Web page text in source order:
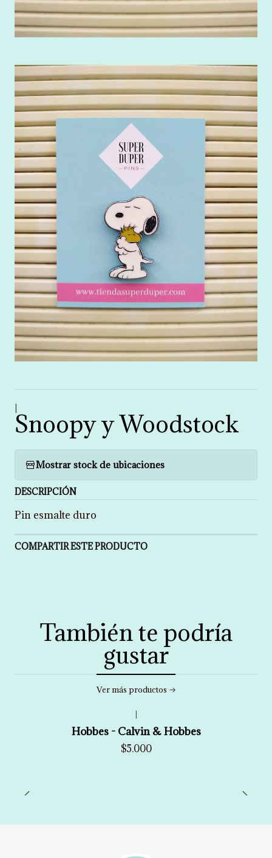
Snoopy y Woodstock
Mostrar stock de ubicaciones
DESCRIPCIÓN
Pin esmalte duro
COMPARTIR ESTE PRODUCTO
También te podría
gustar
Ver más productos
Hobbes - Calvin & Hobbes
$5.000